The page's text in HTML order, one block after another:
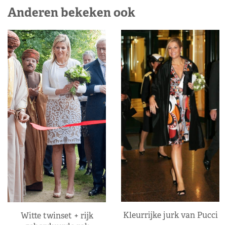
Anderen bekeken ook
Witte twinset + rijk
Kleurrijke jurk van Pucci